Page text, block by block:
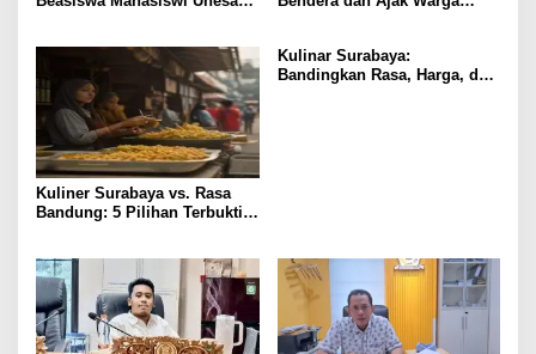
Kuliner Surabaya vs. Rasa
Bandung: 5 Pilihan Terbukti
Kulinar Surabaya:
Bandingkan Rasa, Harga, dan